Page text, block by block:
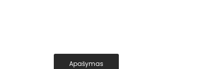
Apašymas